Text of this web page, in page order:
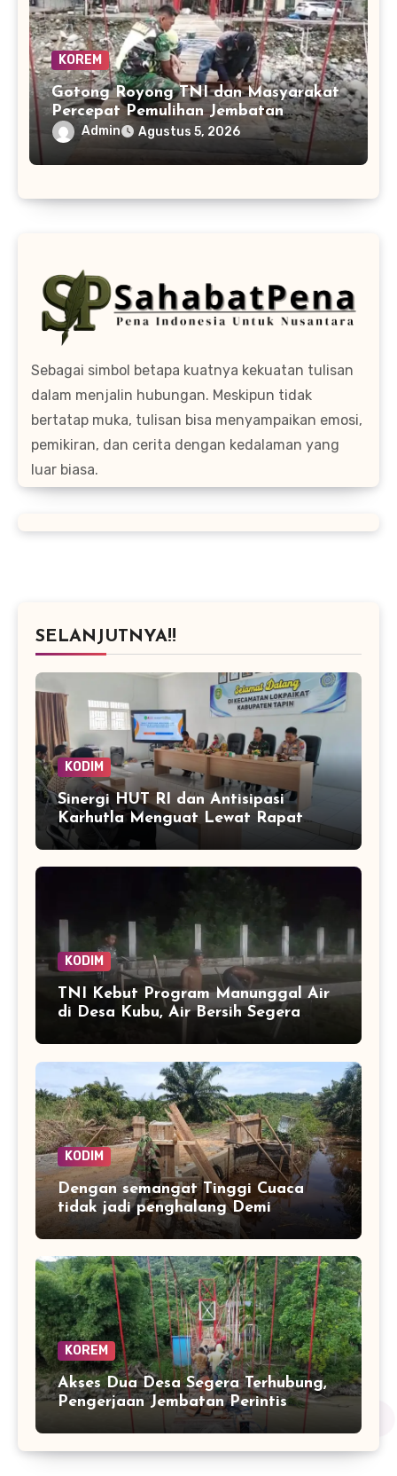
KOREM
Gotong Royong TNI dan Masyarakat
Percepat Pemulihan Jembatan
Perintis di Beutong Ateuh
Banggalang
Admin Agustus 5, 2026
Sebagai simbol betapa kuatnya kekuatan tulisan
dalam menjalin hubungan. Meskipun tidak
bertatap muka, tulisan bisa menyampaikan emosi,
pemikiran, dan cerita dengan kedalaman yang
luar biasa.
SELANJUTNYA!!
KODIM
Sinergi HUT RI dan Antisipasi
Karhutla Menguat Lewat Rapat
Lintas Sektor di Lokpaikat
KODIM
TNI Kebut Program Manunggal Air
di Desa Kubu, Air Bersih Segera
KODIM
Dengan semangat Tinggi Cuaca
tidak jadi penghalang Demi
tuntaskan Jembatan Aramco Desa
Paya laot untuk Percepat Akses
warag
KOREM
Akses Dua Desa Segera Terhubung,
Pengerjaan Jembatan Perintis
Garuda Masuki Tahap Akhir